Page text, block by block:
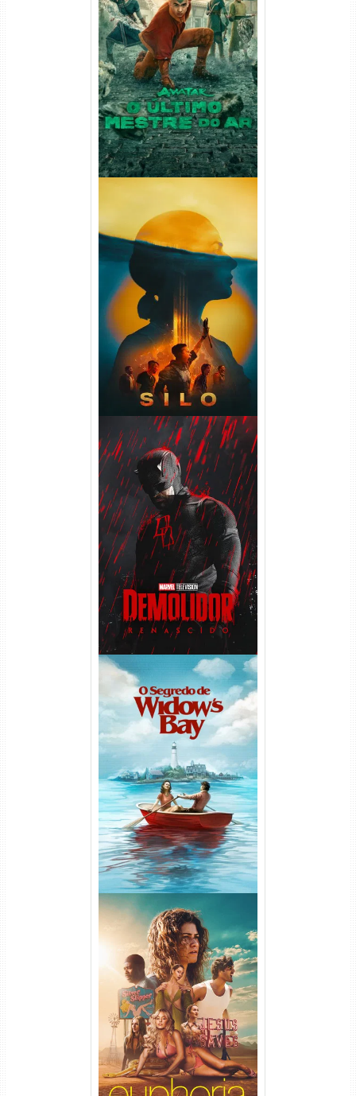
Avatar: O Último Mestre do
Ar 2ª Temporada Torrent
(2026) WEB-DL 1080p Dual
Áudio
Silo 2ª Temporada (2024)
WEB-DL 1080p Dual Áudio
Demolidor: Renascido 2ª
Temporada (2026) WEB-DL
1080p Dual Áudio
O Segredo de Widow’s Bay
1ª Temporada Torrent (2026)
WEB-DL 1080p Dual Áudio
Euphoria 3ª Temporada
Torrent (2026) WEB-DL 1080p
Dual Áudio